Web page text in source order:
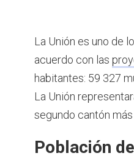
La Unión es uno de
acuerdo con las
habitantes: 59 327
La Unión
segundo cantón
Población